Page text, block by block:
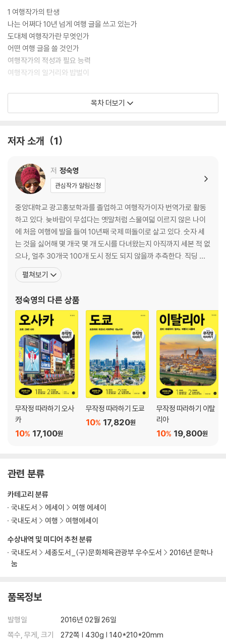
1 여행작가의 탄생
나는 어쩌다 10년 넘게 여행 글을 쓰고 있는가
도대체 여행작가란 무엇인가
어떤 여행 글을 쓸 것인가
여행작가의 적성과 필요 능력
여행작가의 일거리와 밥벌이
2 여행작가가 길을 떠날 때
여행작가의 여행법
3 실전! 여행 글쓰기
여행자의 글쓰기
여행 에세이 쓰기
여행 가이드북 쓰기
기획물 쓰기 : 《금토일 해외여행》을 중심으로
블로그와 SNS 운영하기
4 여행작가의 첫걸음
사람들은 어쩌다 여행작가가 되는가
책을 출간하기 위한 출판사 공략법
부록_ 여행작가에게 묻고 싶었습니다 (Q&A)
에필로그_ 이 세계가 궁금한 당신에게 하고 싶었던 이야기
목차 더보기
저자 소개 1
저 정숙영
관심작가 알림신청
중앙대학교 광고홍보학과를 졸업하고 여행작가이자 번역가로 활동
하고 있다. 늦바람이 무섭다는 옛말처럼 스물여덟 이르지 않은 나이
에 처음 여행에 발을 들여 10년째 국제 떠돌이로 살고 있다. 숫자 세
는 것을 싫어해 몇 개국 몇 개 도시를 다녀왔는지 아직까지 세본 적 없
으나, 얼추 30개국 100개 도시 정도 되지 않을까 추측한다. 직딩 시
절, 휴가여행 계획을 세워 놓고 회사 사정으로 포기해야 했던 것을 아
직도 한으로 간직하며 살고 있다. 지은 책으로는 『노플랜 사차원 유럽
『런던 내비게이션』 등이 있고, 옮긴 책으로는
펼쳐보기
정숙영의 다른 상품
무작정 따라하기 오사
카
17,100원
10%
무작정 따라하기 도쿄
17,820원
10%
무작정 따라하기 이탈
리아
19,800원
10%
관련 분류
수상내역 및 미디어 추천 분류
국내도서
세종도서_(구)문화체육관광부 우수도서
2016년 문학나
눔
카테고리 분류
국내도서
에세이
여행 에세이
국내도서
여행 여행에세이
품목정보
발행일
2016년 02월 26일
쪽수, 무게, 크기
272쪽 | 430g | 140*210*20mm